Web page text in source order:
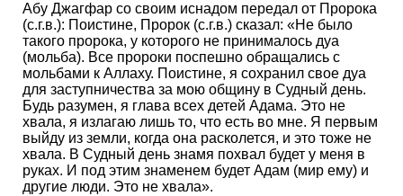
Абу Джагфар со своим иснадом передал от Пророка
(с.г.в.): Поистине, Пророк (с.г.в.) сказал: «Не было
такого пророка, у которого не принималось дуа
(мольба). Все пророки поспешно обращались с
мольбами к Аллаху. Поистине, я сохранил свое дуа
для заступничества за мою общину в Судный день.
Будь разумен, я глава всех детей Адама. Это не
хвала, я излагаю лишь то, что есть во мне. Я первым
выйду из земли, когда она расколется, и это тоже не
хвала. В Судный день знамя похвал будет у меня в
руках. И под этим знаменем будет Адам (мир ему) и
другие люди. Это не хвала».